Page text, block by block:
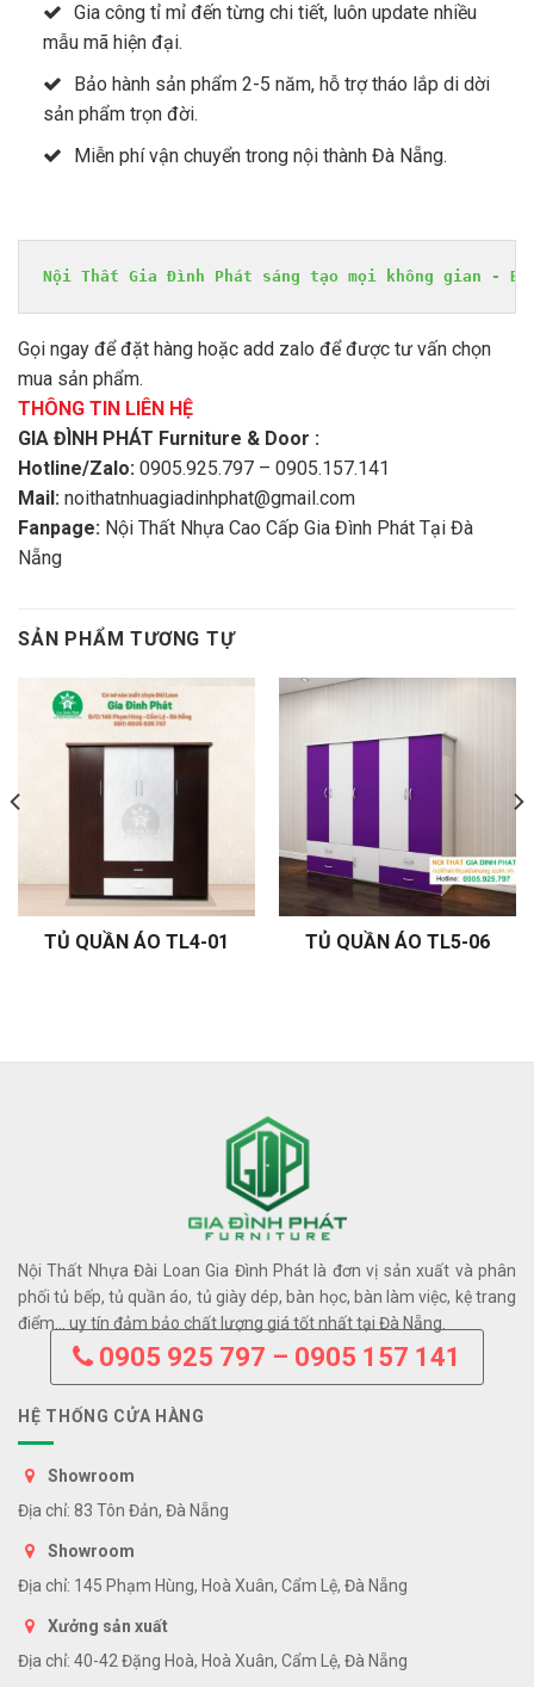
Gia công tỉ mỉ đến từng chi tiết, luôn update nhiều
mẫu mã hiện đại.
Bảo hành sản phẩm 2-5 năm, hỗ trợ tháo lắp di dời
sản phẩm trọn đời.
Miễn phí vận chuyển trong nội thành Đà Nẵng.
Nội Thất Gia Đình Phát sáng tạo mọi không gian -
Gọi ngay để đặt hàng hoặc add zalo để được tư vấn chọn
mua sản phẩm.
THÔNG TIN LIÊN HỆ
GIA ĐÌNH PHÁT Furniture & Door :
Hotline/Zalo: 0905.925.797 – 0905.157.141
Mail: noithatnhuagiadinhphat@gmail.com
Fanpage: Nội Thất Nhựa Cao Cấp Gia Đình Phát Tại Đà
Nẵng
SẢN PHẨM TƯƠNG TỰ
TỦ QUẦN ÁO TL4-01 TỦ QUẦN ÁO TL5-06
Nội Thất Nhựa Đài Loan Gia Đình Phát là đơn vị sản xuất và phân
phối tủ bếp, tủ quần áo, tủ giày dép, bàn học, bàn làm việc, kệ trang
điểm… uy tín đảm bảo chất lượng giá tốt nhất tại Đà Nẵng.
0905 925 797 – 0905 157 141
HỆ THỐNG CỬA HÀNG
Showroom
Địa chỉ: 83 Tôn Đản, Đà Nẵng
Showroom
Địa chỉ: 145 Phạm Hùng, Hoà Xuân, Cẩm Lệ, Đà Nẵng
Xưởng sản xuất
Địa chỉ: 40-42 Đặng Hoà, Hoà Xuân, Cẩm Lệ, Đà Nẵng